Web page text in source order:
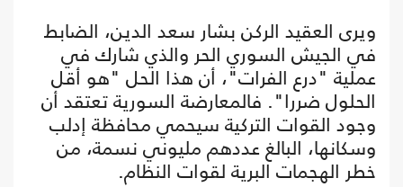
ويرى العقيد الركن بشار سعد الدين، الضابط
في الجيش السوري الحر والذي شارك في
عملية "درع الفرات"، أن هذا الحل "هو أقل
الحلول ضررا". فالمعارضة السورية تعتقد أن
وجود القوات التركية سيحمي محافظة إدلب
وسكانها، البالغ عددهم مليوني نسمة، من
خطر الهجمات البرية لقوات النظام.